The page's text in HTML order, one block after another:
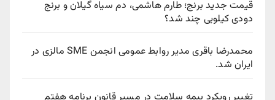
قیمت جدید برنج؛ طارم هاشمی، دم سیاه گیلان و برنج
دودی کیلویی چند شد؟
محمدرضا باقری مدیر روابط عمومی انجمن SME مالزی در
ایران شد.